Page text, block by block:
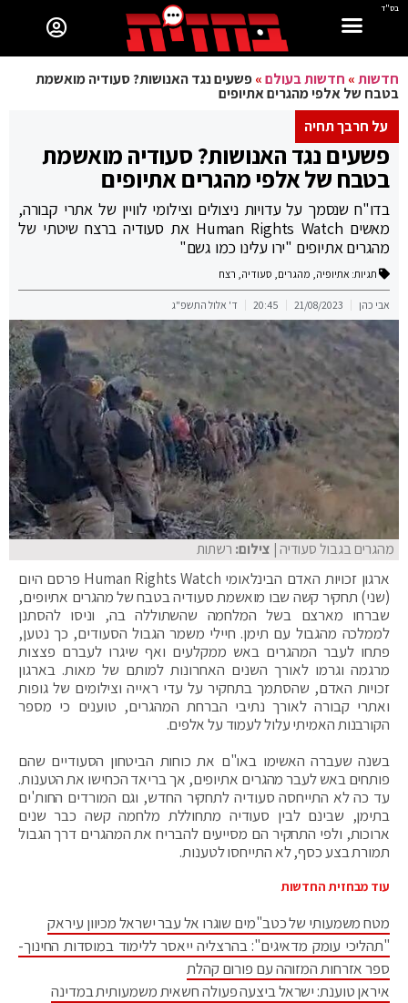
בס"ד
חדשות» חדשות בעולם»פשעים נגד האנושות? סעודיה מואשמת
בטבח של אלפי מהגרים אתיופים
על חרבך תחיה
פשעים נגד האנושות? סעודיה מואשמת
בטבח של אלפי מהגרים אתיופים
בדו"ח שנסמך על עדויות ניצולים וצילומי לוויין של אתרי קבורה,
מאשים Human Rights Watch את סעודיה ברצח שיטתי של
מהגרים אתיופים "ירו עלינו כמו גשם"
תגיות: אתיופיה, מהגרים, סעודיה, רצח
אבי כהן 21/08/2023
20:45 ד' אלול התשפ"ג
מהגרים בגבול סעודיה| צילום: רשתות
ארגון זכויות האדם הבינלאומי Human Rights Watch פרסם היום
(שני) תחקיר קשה שבו מואשמת סעודיה בטבח של מהגרים אתיופים,
שברחו מארצם בשל המלחמה שהשתוללה בה, וניסו להסתנן
לממלכה מהגבול עם תימן. חיילי משמר הגבול הסעודים, כך נטען,
פתחו לעבר המהגרים באש ממקלעים ואף שיגרו לעברם פצצות
מרגמה וגרמו לאורך השנים האחרונות למותם של מאות. בארגון
זכויות האדם, שהסתמך בתחקיר על עדי ראייה וצילומים של גופות
ואתרי קבורה לאורך נתיבי הברחת המהגרים, טוענים כי מספר
הקורבנות האמיתי עלול לעמוד על אלפים.
בשנה שעברה האשימו באו"ם את כוחות הביטחון הסעודיים שהם
פותחים באש לעבר מהגרים אתיופים, אך בריאד הכחישו את הטענות.
עד כה לא התייחסה סעודיה לתחקיר החדש, וגם המורדים החות'ים
בתימן, שבינם לבין סעודיה מתחוללת מלחמה קשה כבר שנים
ארוכות, ולפי התחקיר הם מסייעים להבריח את המהגרים דרך הגבול
תמורת בצע כסף, לא התייחסו לטענות.
עוד מבחזית החדשות
מטח משמעותי של כטב"מים שוגרו אל עבר ישראל מכיוון עיראק
"תהליכי עומק מדאיגים": בהרצליה ייאסר ללימוד במוסדות החינוך-
ספר אזרחות המזוהה עם פורום קהלת
איראן טוענת: ישראל ביצעה פעולה חשאית משמעותית במדינה